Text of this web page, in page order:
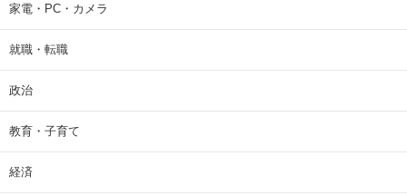
家電・PC・カメラ
就職・転職
政治
教育・子育て
経済